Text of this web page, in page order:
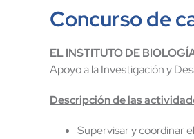
Concurso de
ELINSTITUTODE
Apoyo a la Investigación y
Descripción delas
Supervisar y coordinar